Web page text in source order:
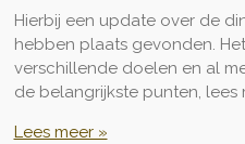
Hierbij een update over de
hebben plaats gevonden.
verschillende doelen en al
de belangrijkste punten, lees
Lees meer »